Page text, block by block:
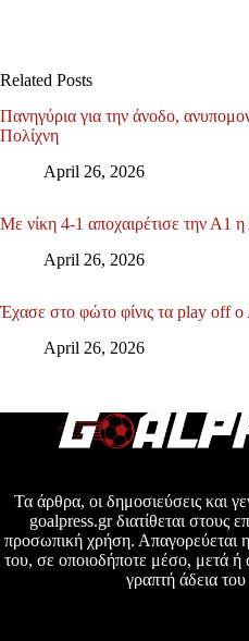
Related Posts
Πανηγύρια για την άνοδο,
Πολίχνη
April 26, 2026
Με νίκη 4-1 αποχαιρέτισε την Α1
April 26, 2026
Έχασε στο φώτο φίνις τα play off
April 26, 2026
Τα άρθρα, οι δημοσιεύσεις και
goalpress.gr διατίθεται στους
προσωπική χρήση. Απαγορεύεται
του, σε οποιοδήποτε μέσο, μετά ή
γραπτή άδεια